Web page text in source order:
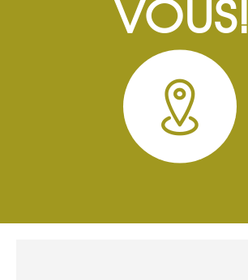
VOUS!